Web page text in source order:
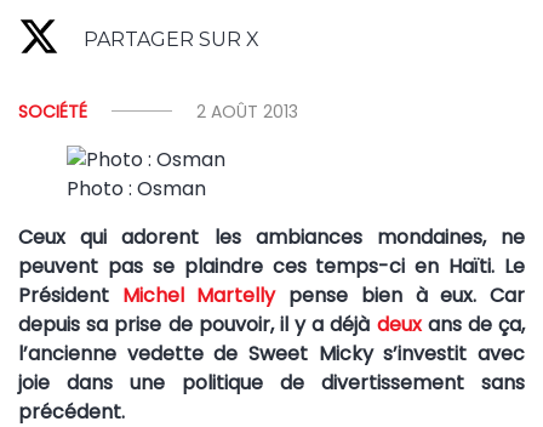
PARTAGER SUR X
SOCIÉTÉ 2 AOÛT 2013
Photo : Osman
Ceux qui adorent les ambiances mondaines, ne
peuvent pas se plaindre ces temps-ci en Haïti. Le
Président Michel Martellypense bien à eux. Car
depuis sa prise de pouvoir, il y a déjà deuxans de ça,
l’ancienne vedette de Sweet Micky s’investit avec
joie dans une politique de divertissement sans
précédent.